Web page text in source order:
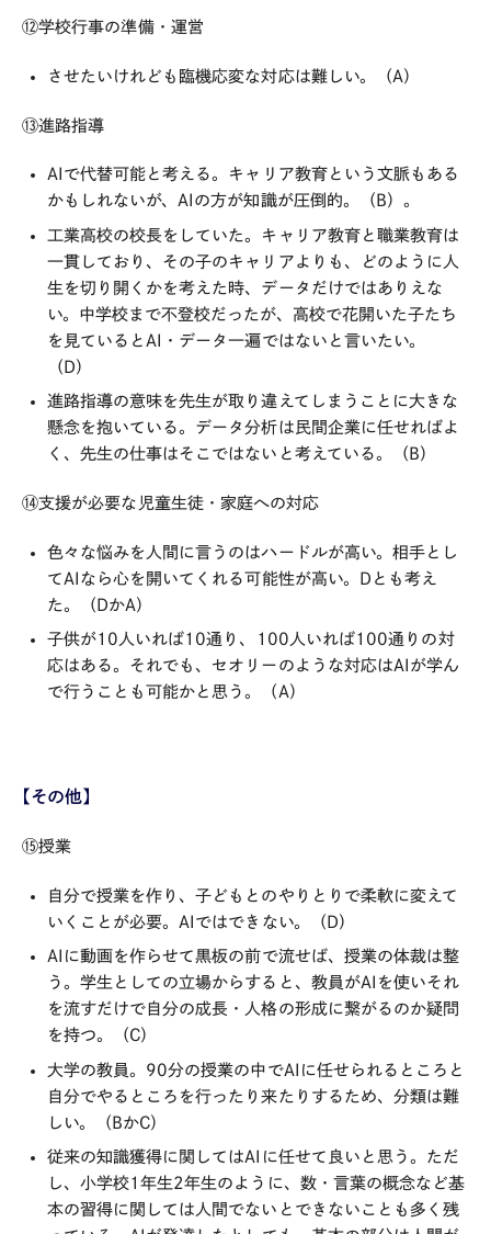
⑫学校行事の準備・運営
させたいけれども臨機応変な対応は難しい。（A）
⑬進路指導
AIで代替可能と考える。キャリア教育という文脈もある
かもしれないが、AIの方が知識が圧倒的。（B）。
工業高校の校長をしていた。キャリア教育と職業教育は
一貫しており、その子のキャリアよりも、どのように人
生を切り開くかを考えた時、データだけではありえな
い。中学校まで不登校だったが、高校で花開いた子たち
を見ているとAI・データ一遍ではないと言いたい。
（D）
進路指導の意味を先生が取り違えてしまうことに大きな
懸念を抱いている。データ分析は民間企業に任せればよ
く、先生の仕事はそこではないと考えている。（B）
⑭支援が必要な児童生徒・家庭への対応
色々な悩みを人間に言うのはハードルが高い。相手とし
てAIなら心を開いてくれる可能性が高い。Dとも考え
た。（DかA）
子供が10人いれば10通り、100人いれば100通りの対
応はある。それでも、セオリーのような対応はAIが学ん
で行うことも可能かと思う。（A）
【その他】
⑮授業
自分で授業を作り、子どもとのやりとりで柔軟に変えて
いくことが必要。AIではできない。（D）
AIに動画を作らせて黒板の前で流せば、授業の体裁は整
う。学生としての立場からすると、教員がAIを使いそれ
を流すだけで自分の成長・人格の形成に繋がるのか疑問
を持つ。（C）
大学の教員。90分の授業の中でAIに任せられるところと
自分でやるところを行ったり来たりするため、分類は難
しい。（BかC）
従来の知識獲得に関してはAIに任せて良いと思う。ただ
し、小学校1年生2年生のように、数・言葉の概念など基
本の習得に関しては人間でないとできないことも多く残